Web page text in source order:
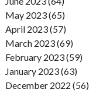
May 2023 (65)
April 2023 (57)
March 2023 (69)
February 2023 (59)
January 2023 (63)
December 2022 (56)